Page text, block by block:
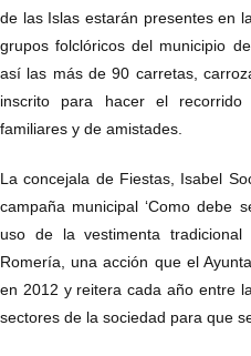
de las Islas estarán presentes en
grupos folclóricos del municipio
así las más de 90 carretas,
inscrito para hacer el
familiares y de amistades.
La concejala de Fiestas, Isabel
campaña municipal ‘Como debe
uso de la vestimenta
Romería, una acción que el
en 2012 y reitera cada año entre
sectores de la sociedad para que